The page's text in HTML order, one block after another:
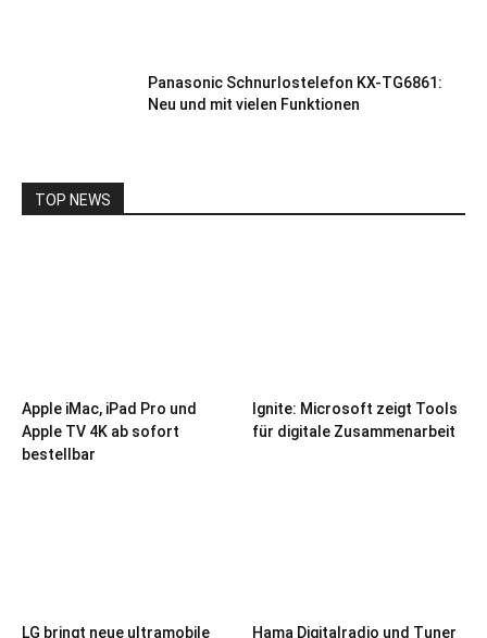
Panasonic Schnurlostelefon KX-TG6861:
Neu und mit vielen Funktionen
TOP NEWS
Apple iMac, iPad Pro und
Apple TV 4K ab sofort
bestellbar
Ignite: Microsoft zeigt Tools
für digitale Zusammenarbeit
LG bringt neue ultramobile Hama Digitalradio und Tuner